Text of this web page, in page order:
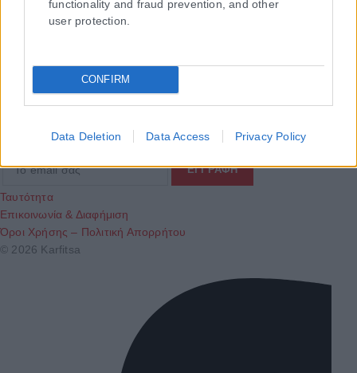
functionality and fraud prevention, and other
user protection.
CONFIRM
Data Deletion Data Access Privacy Policy
ΕΝΗΜΕΡΩΣΟΥ ΠΡΩΤΟΣ
Ταυτότητα
Επικοινωνία & Διαφήμιση
Όροι Χρήσης – Πολιτική Απορρήτου
© 2026 Karfitsa